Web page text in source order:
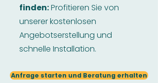
finden:Profitieren Sie von
unserer kostenlosen
Angebotserstellung und
schnelle Installation.
Anfrage starten und Beratung erhalten